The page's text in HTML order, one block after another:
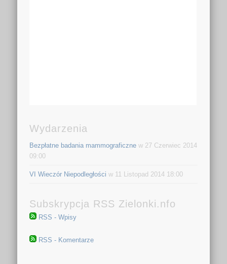
Wydarzenia
Bezpłatne badania mammograficzne w 27 Czerwiec 2014
09:00
VI Wieczór Niepodległości w 11 Listopad 2014 18:00
Subskrypcja RSS Zielonki.nfo
RSS - Wpisy
RSS - Komentarze